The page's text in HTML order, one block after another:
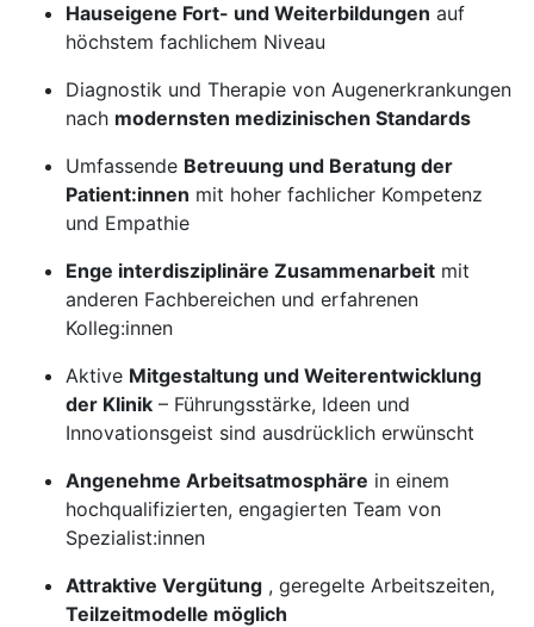
Hauseigene Fort- und Weiterbildungen auf
höchstem fachlichem Niveau
Diagnostik und Therapie von Augenerkrankungen
nach modernsten medizinischen Standards
Umfassende Betreuung und Beratung der
Patient:innen mit hoher fachlicher Kompetenz
und Empathie
Enge interdisziplinäre Zusammenarbeit mit
anderen Fachbereichen und erfahrenen
Kolleg:innen
Aktive Mitgestaltung und Weiterentwicklung
der Klinik – Führungsstärke, Ideen und
Innovationsgeist sind ausdrücklich erwünscht
Angenehme Arbeitsatmosphäre in einem
hochqualifizierten, engagierten Team von
Spezialist:innen
Attraktive Vergütung , geregelte Arbeitszeiten,
Teilzeitmodelle möglich